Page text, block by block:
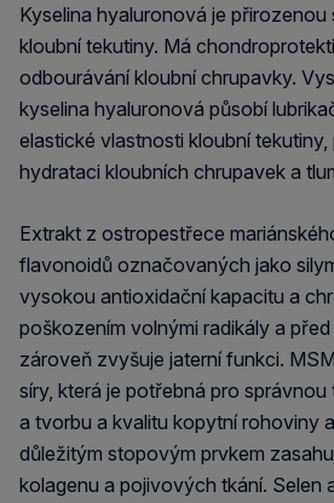
Kyselina hyaluronová je
kloubní tekutiny. Má
odbourávání kloubní chrupavky.
kyselina hyaluronová působí
elastické vlastnosti kloubní
hydrataci kloubních chrupavek a
Extrakt z ostropestřece
flavonoidů označovaných jako
vysokou antioxidační kapacitu a
poškozením volnými radikály a
zároveň zvyšuje jaterní funkci.
síry, která je potřebná pro
a tvorbu a kvalitu kopytní rohoviny
důležitým stopovým prvkem
kolagenu a pojivových tkání. Selen